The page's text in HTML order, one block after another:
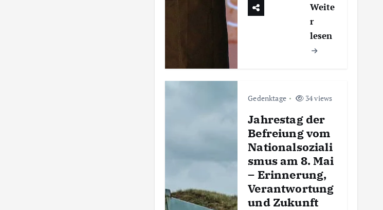
Weite
r
lesen
Gedenktage 34 views
Jahrestag der
Befreiung vom
Nationalsoziali
smus am 8. Mai
– Erinnerung,
Verantwortung
und Zukunft